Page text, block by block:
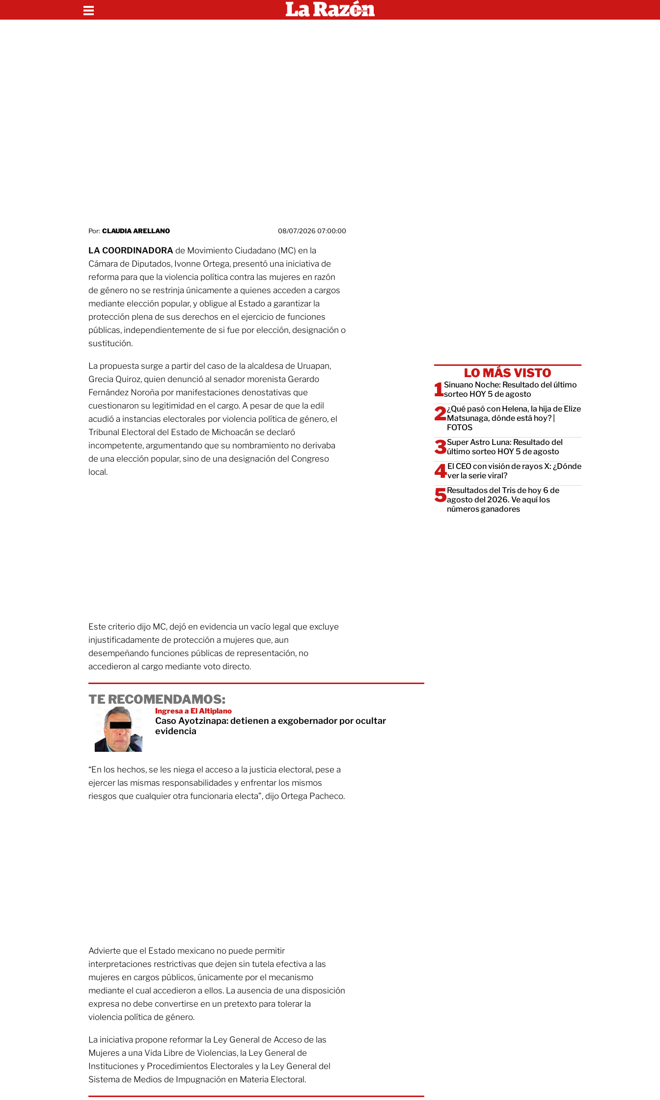
Por: CLAUDIA ARELLANO 08/07/2026 07:00:00
LA COORDINADORA de Movimiento Ciudadano (MC) en la
Cámara de Diputados, Ivonne Ortega, presentó una iniciativa de
reforma para que la violencia política contra las mujeres en razón
de género no se restrinja únicamente a quienes acceden a cargos
mediante elección popular, y obligue al Estado a garantizar la
protección plena de sus derechos en el ejercicio de funciones
públicas, independientemente de si fue por elección, designación o
sustitución.
La propuesta surge a partir del caso de la alcaldesa de Uruapan,
Grecia Quiroz, quien denunció al senador morenista Gerardo
Fernández Noroña por manifestaciones denostativas que
cuestionaron su legitimidad en el cargo. A pesar de que la edil
acudió a instancias electorales por violencia política de género, el
Tribunal Electoral del Estado de Michoacán se declaró
incompetente, argumentando que su nombramiento no derivaba
de una elección popular, sino de una designación del Congreso
local.
Este criterio dijo MC, dejó en evidencia un vacío legal que excluye
injustificadamente de protección a mujeres que, aun
desempeñando funciones públicas de representación, no
accedieron al cargo mediante voto directo.
TE RECOMENDAMOS:
Ingresa a El Altiplano
Caso Ayotzinapa: detienen a exgobernador por ocultar
evidencia
“En los hechos, se les niega el acceso a la justicia electoral, pese a
ejercer las mismas responsabilidades y enfrentar los mismos
riesgos que cualquier otra funcionaria electa”, dijo Ortega Pacheco.
Advierte que el Estado mexicano no puede permitir
interpretaciones restrictivas que dejen sin tutela efectiva a las
mujeres en cargos públicos, únicamente por el mecanismo
mediante el cual accedieron a ellos. La ausencia de una disposición
expresa no debe convertirse en un pretexto para tolerar la
violencia política de género.
La iniciativa propone reformar la Ley General de Acceso de las
Mujeres a una Vida Libre de Violencias, la Ley General de
Instituciones y Procedimientos Electorales y la Ley General del
Sistema de Medios de Impugnación en Materia Electoral.
LO MÁS VISTO
Sinuano Noche: Resultado del último
sorteo HOY 5 de agosto
¿Qué pasó con Helena, la hija de Elize
Matsunaga, dónde está hoy? |
FOTOS
Super Astro Luna: Resultado del
último sorteo HOY 5 de agosto
El CEO con visión de rayos X: ¿Dónde
ver la serie viral?
Resultados del Tris de hoy 6 de
agosto del 2026. Ve aquí los
números ganadores